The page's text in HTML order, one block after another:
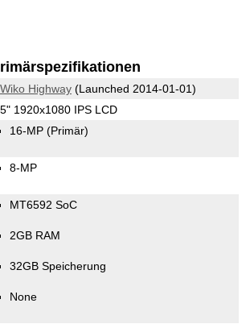
Wiko Highway(Launched 2014-01-01)
5" 1920x1080 IPS LCD
16-MP (Primär)
8-MP
MT6592 SoC
2GB RAM
32GB Speicherung
None